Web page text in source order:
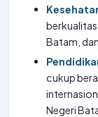
berkualitas
Batam,
cukup
Negeri